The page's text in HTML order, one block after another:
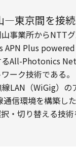
―東京間を接続
事業所からNTT
Plus
All-Photonics
ーク技術である。
LAN（WiGig）
信環境を構築し
・切り替える技